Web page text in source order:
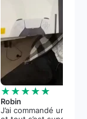
★★★★★
Robin
J’ai commandé une